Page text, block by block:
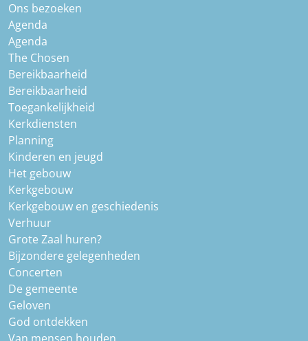
Ons bezoeken
Agenda
Agenda
The Chosen
Bereikbaarheid
Bereikbaarheid
Toegankelijkheid
Kerkdiensten
Planning
Kinderen en jeugd
Het gebouw
Kerkgebouw
Kerkgebouw en geschiedenis
Verhuur
Grote Zaal huren?
Bijzondere gelegenheden
Concerten
De gemeente
Geloven
God ontdekken